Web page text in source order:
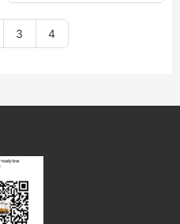
3 4